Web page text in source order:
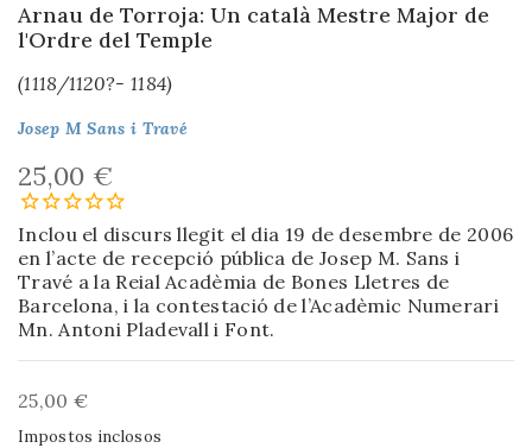
Arnau de Torroja: Un català Mestre Major de
l'Ordre del Temple
(1118/1120?- 1184)
Josep M Sans i Travé
25,00 €
Inclou el discurs llegit el dia 19 de desembre de 2006
en l’acte de recepció pública de Josep M. Sans i
Travé a la Reial Acadèmia de Bones Lletres de
Barcelona, i la contestació de l’Acadèmic Numerari
Mn. Antoni Pladevall i Font.
25,00 €
Impostos inclosos